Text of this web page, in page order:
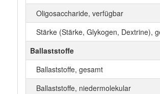
Oligosaccharide, verfügbar
Stärke (Stärke, Glykogen, Dextrine),
Ballaststoffe
Ballaststoffe, gesamt
Ballaststoffe, niedermolekular